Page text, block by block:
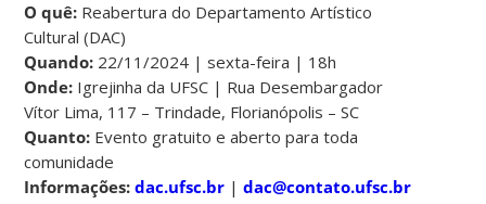
O quê: Reabertura do Departamento Artístico
Cultural (DAC)
Quando: 22/11/2024 | sexta-feira | 18h
Onde: Igrejinha da UFSC | Rua Desembargador
Vítor Lima, 117 – Trindade, Florianópolis – SC
Quanto: Evento gratuito e aberto para toda
comunidade
Informações: dac.ufsc.br |dac@contato.ufsc.br